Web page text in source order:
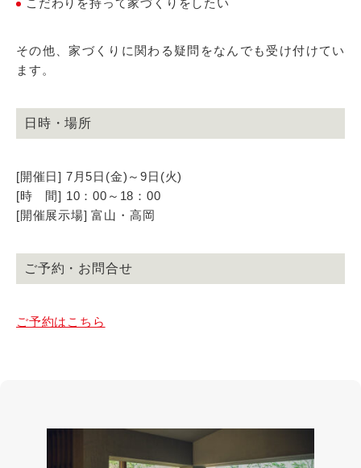
こだわりを持って家づくりをしたい
その他、家づくりに関わる疑問をなんでも受け付けてい
ます。
日時・場所
[開催日] 7月5日(金)～9日(火)
[時 間] 10：00～18：00
[開催展示場] 富山・高岡
ご予約・お問合せ
ご予約はこちら